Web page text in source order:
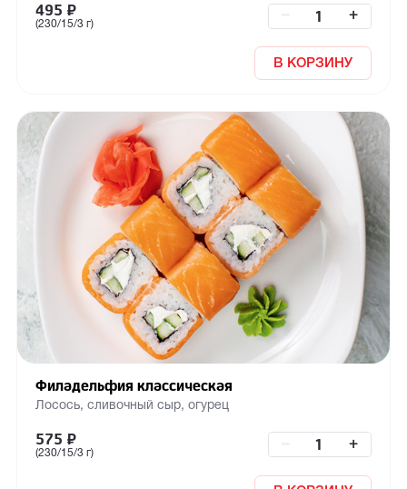
495 ₽
(230/15/3 г)
+
В КОРЗИНУ
Филадельфия классическая
Лосось, сливочный сыр, огурец
575 ₽
(230/15/3 г)
+